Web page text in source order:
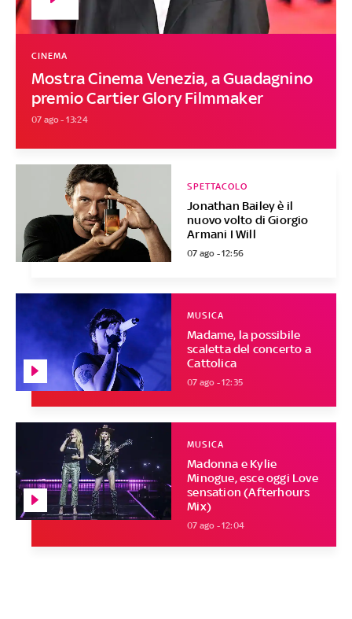
Mostra Cinema Venezia, a Guadagnino
premio Cartier Glory Filmmaker
CINEMA
07 ago - 13:24
Jonathan Bailey è il
nuovo volto di Giorgio
Armani I Will
SPETTACOLO
07 ago - 12:56
Madame, la possibile
scaletta del concerto a
Cattolica
MUSICA
07 ago - 12:35
Madonna e Kylie
Minogue, esce oggi Love
sensation (Afterhours
Mix)
MUSICA
07 ago - 12:04